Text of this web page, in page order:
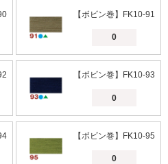
【ボビン巻】FK10-91
【ボビン巻】FK10-93
【ボビン巻】FK10-95